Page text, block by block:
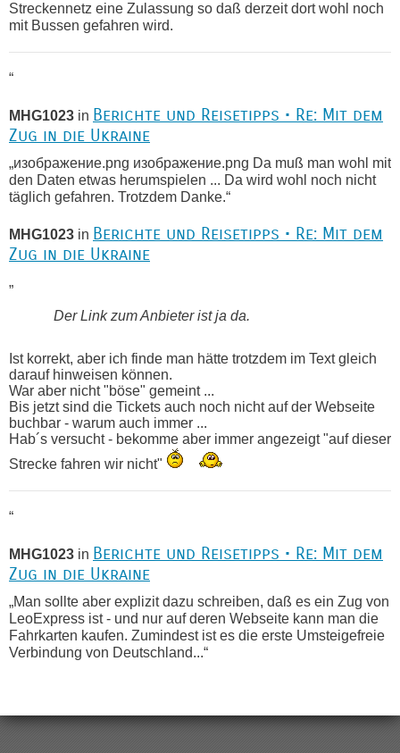
Streckennetz eine Zulassung so daß derzeit dort wohl noch
mit Bussen gefahren wird.
“
MHG1023 in Berichte und Reisetipps • Re: Mit dem
Zug in die Ukraine
„изображение.png изображение.png Da muß man wohl mit
den Daten etwas herumspielen ... Da wird wohl noch nicht
täglich gefahren. Trotzdem Danke.“
MHG1023 in Berichte und Reisetipps • Re: Mit dem
Zug in die Ukraine
„
Der Link zum Anbieter ist ja da.
Ist korrekt, aber ich finde man hätte trotzdem im Text gleich
darauf hinweisen können.
War aber nicht "böse" gemeint ...
Bis jetzt sind die Tickets auch noch nicht auf der Webseite
buchbar - warum auch immer ...
Hab´s versucht - bekomme aber immer angezeigt "auf dieser
Strecke fahren wir nicht"
“
MHG1023 in Berichte und Reisetipps • Re: Mit dem
Zug in die Ukraine
„Man sollte aber explizit dazu schreiben, daß es ein Zug von
LeoExpress ist - und nur auf deren Webseite kann man die
Fahrkarten kaufen. Zumindest ist es die erste Umsteigefreie
Verbindung von Deutschland...“